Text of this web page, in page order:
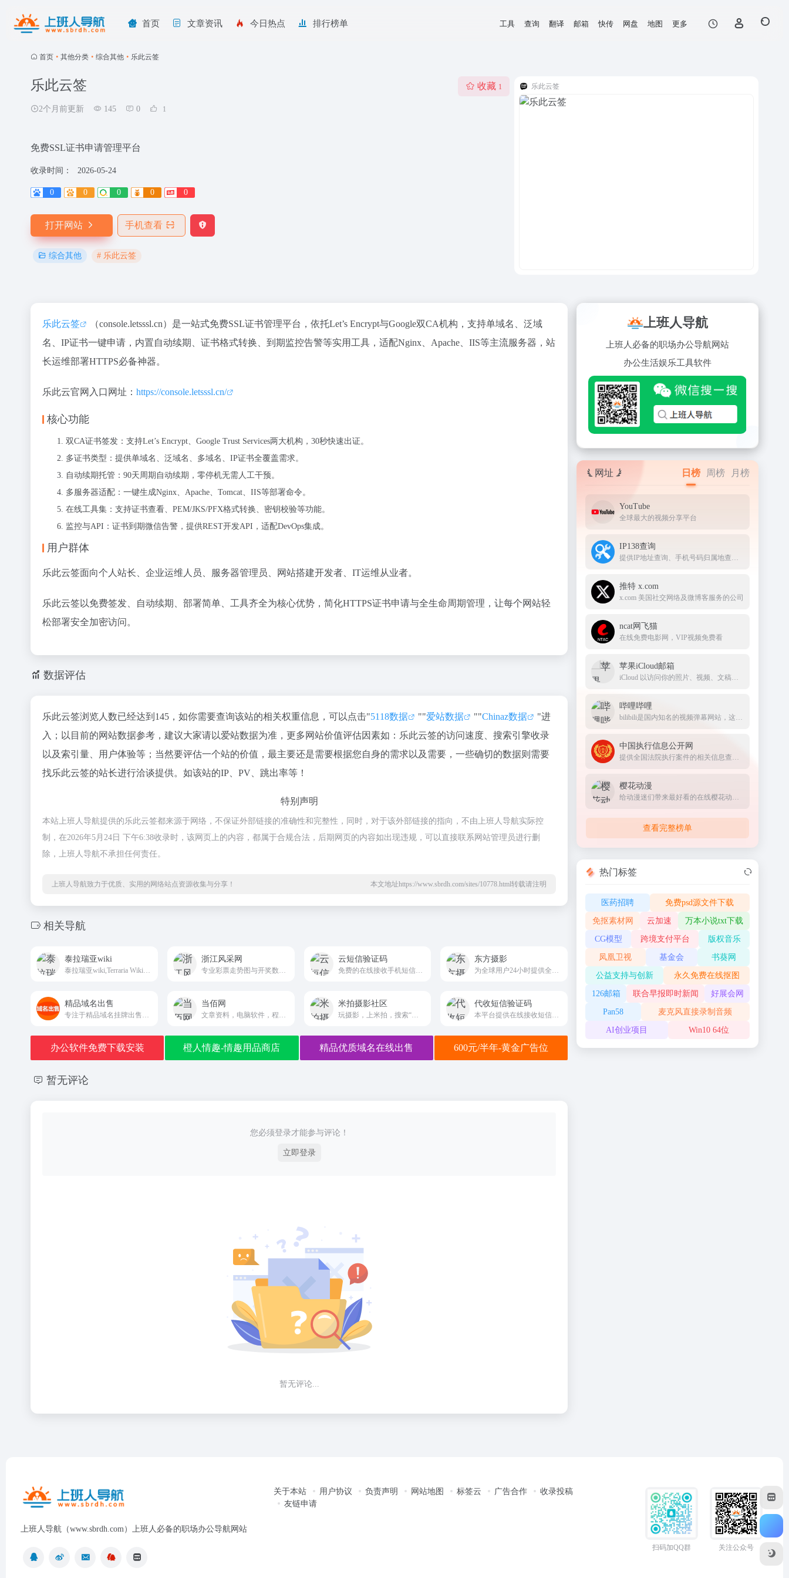
首页 文章资讯 今日热点 排行榜单 工具 查询 翻译 邮箱 快传 网盘 地图 更多
首页 • 其他分类 • 综合其他 • 乐此云签
乐此云签
2个月前更新 145 0 1
收藏 1
免费SSL证书申请管理平台
收录时间： 2026-05-24
0 0 0 0 0
打开网站 手机查看
综合其他 # 乐此云签
乐此云签
乐此云签
（console.letsssl.cn）是一站式免费SSL证书管理平台，依托Let’s Encrypt与Google双CA机构，支持单域名、泛域
名、IP证书一键申请，内置自动续期、证书格式转换、到期监控告警等实用工具，适配Nginx、Apache、IIS等主流服务器，站
长运维部署HTTPS必备神器。
乐此云官网入口网址： https://console.letsssl.cn/
核心功能
双CA证书签发：支持Let’s Encrypt、Google Trust Services两大机构，30秒快速出证。
多证书类型：提供单域名、泛域名、多域名、IP证书全覆盖需求。
自动续期托管：90天周期自动续期，零停机无需人工干预。
多服务器适配：一键生成Nginx、Apache、Tomcat、IIS等部署命令。
在线工具集：支持证书查看、PEM/JKS/PFX格式转换、密钥校验等功能。
监控与API：证书到期微信告警，提供REST开发API，适配DevOps集成。
用户群体
乐此云签面向个人站长、企业运维人员、服务器管理员、网站搭建开发者、IT运维从业者。
乐此云签以免费签发、自动续期、部署简单、工具齐全为核心优势，简化HTTPS证书申请与全生命周期管理，让每个网站轻
松部署安全加密访问。
数据评估
乐此云签浏览人数已经达到145，如你需要查询该站的相关权重信息，可以点击"5118数据 ""爱站数据 ""Chinaz数据
"进
入；以目前的网站数据参考，建议大家请以爱站数据为准，更多网站价值评估因素如：乐此云签的访问速度、搜索引擎收录
以及索引量、用户体验等；当然要评估一个站的价值，最主要还是需要根据您自身的需求以及需要，一些确切的数据则需要
找乐此云签的站长进行洽谈提供。如该站的IP、PV、跳出率等！
特别声明
本站上班人导航提供的乐此云签都来源于网络，不保证外部链接的准确性和完整性，同时，对于该外部链接的指向，不由上班人导航实际控
制，在2026年5月24日 下午6:38收录时，该网页上的内容，都属于合规合法，后期网页的内容如出现违规，可以直接联系网站管理员进行删
除，上班人导航不承担任何责任。
上班人导航致力于优质、实用的网络站点资源收集与分享！ 本文地址https://www.sbrdh.com/sites/10778.html转载请注明
相关导航
泰拉瑞亚wiki 浙江风采网 云短信验证码
免费的在线接收手机短信的平台
东方摄影
精品域名出售 当佰网 米拍摄影社区
玩摄影，上米拍，搜索“米拍摄影APP”，一起爱上摄影！
代收短信验证码
办公软件免费下载安装 橙人情趣-情趣用品商店 精品优质域名在线出售 600元/半年-黄金广告位
暂无评论
您必须登录才能参与评论！
立即登录
暂无评论...
上班人导航
上班人必备的职场办公导航网站
办公生活娱乐工具软件
网址 日榜 周榜 月榜
YouTube
全球最大的视频分享平台
IP138查询
提供IP地址查询、手机号码归属地查询、邮政编码查询及身份证号码验证等服务
推特 x.com
x.com 美国社交网络及微博客服务的公司
ncat网飞猫
在线免费电影网，VIP视频免费看
苹果iCloud邮箱
iCloud 以访问你的照片、视频、文稿、备忘录、通讯录及更多内容。要开始使用 Apple 服务，请使用你的 Apple ID 或创建新的帐户
哔哩哔哩
bilibili是国内知名的视频弹幕网站，这里有及时的动漫新番，活跃的ACG氛围，有创意的Up主。大家可以在这里找到许多欢乐。
中国执行信息公开网
提供全国法院执行案件的相关信息查询服务
樱花动漫
给动漫迷们带来最好看的在线樱花动漫站
查看完整榜单
热门标签
医药招聘 免费psd源文件下载
免抠素材网 云加速 万本小说txt下载
CG模型 跨境支付平台 版权音乐
凤凰卫视 基金会 书葵网
公益支持与创新 永久免费在线抠图
126邮箱 联合早报即时新闻 好展会网
Pan58 麦克风直接录制音频
AI创业项目 Win10 64位
上班人导航（www.sbrdh.com）上班人必备的职场办公导航网站
关于本站 用户协议 负责声明 网站地图 标签云 广告合作
收录投稿
友链申请
扫码加QQ群 关注公众号